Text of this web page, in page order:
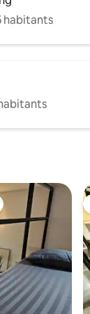
habitants